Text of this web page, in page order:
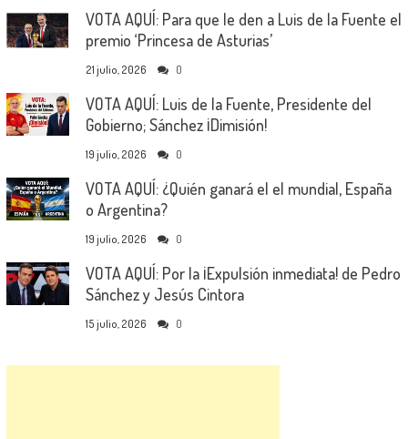
VOTA AQUÍ: Para que le den a Luis de la Fuente el
premio ‘Princesa de Asturias’
21 julio, 2026 0
VOTA AQUÍ: Luis de la Fuente, Presidente del
Gobierno; Sánchez ¡Dimisión!
19 julio, 2026 0
VOTA AQUÍ: ¿Quién ganará el el mundial, España
o Argentina?
19 julio, 2026 0
VOTA AQUÍ: Por la ¡Expulsión inmediata! de Pedro
Sánchez y Jesús Cintora
15 julio, 2026 0